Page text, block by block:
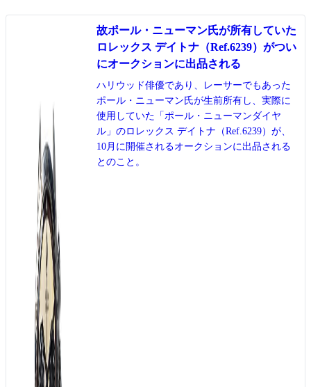
故ポール・ニューマン氏が所有していた
ロレックス デイトナ（Ref.6239）がつい
にオークションに出品される
ハリウッド俳優であり、レーサーでもあった
ポール・ニューマン氏が生前所有し、実際に
使用していた「ポール・ニューマンダイヤ
ル」のロレックス デイトナ（Ref.6239）が、
10月に開催されるオークションに出品される
とのこと。